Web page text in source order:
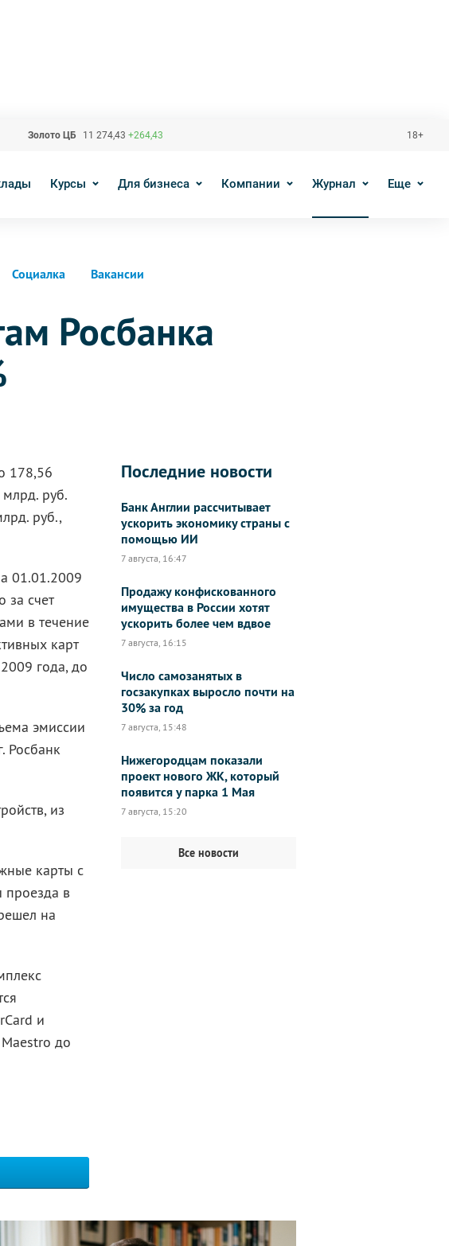
Золото ЦБ 11 274,43 +264,43 18+
Курсы Для бизнеса Компании Журнал Еще
Социалка Вакансии
Росбанка
178,56
руб.
руб.,
01.01.2009
за счет
в течение
карт
года, до
эмиссии
Росбанк
из
карты с
в
на
и
до
Последние новости
Банк Англии рассчитывает
ускорить экономику страны с
помощью ИИ
7 августа, 16:47
Продажу конфискованного
имущества в России хотят
ускорить более чем вдвое
7 августа, 16:15
Число самозанятых в
госзакупках выросло почти на
30% за год
7 августа, 15:48
Нижегородцам показали
проект нового ЖК, который
появится у парка 1 Мая
7 августа, 15:20
Все новости